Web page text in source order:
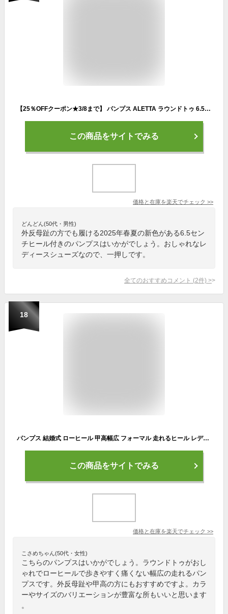
【25％OFFクーポン★3/8まで】 パンプス ALETTA ラウンドトゥ 6.5cm 25春夏新色 走れる 痛くない 甲高 幅広 外反母趾 ブラック 脱げない 小さいサイズ 大きいサイズ 送料無料 ※沖縄除く 仕事 結婚式 入学式 冠婚葬祭 レディース 柔らかい 究極のプレーン フォーマル
この商品をサイトでみる
価格と在庫を楽天でチェック >>
どんどん(50代・男性)
外反母趾の方でも履ける2025年春夏の新色がある6.5セン
チヒール付きのパンプスはいかがでしょう。おしゃれなレ
ディースシューズなので、一押しです。
全てのおすすめコメント (2件) >
18
パンプス 結婚式 ローヒール 甲高幅広 フォーマル 走れるヒール レディース 26春夏新色 痛くない 大きいサイズ 小さいサイズ 3.5cm 走れる 外反母趾気味 送料無料 ※沖縄除く リクルート ラウンドトゥ 究極のプレーン 柔らかい 入学式 卒業式 ALETTA
この商品をサイトでみる
価格と在庫を楽天でチェック >>
こさめちゃん(50代・女性)
こちらのパンプスはいかがでしょう。ラウンドトゥがおし
ゃれでローヒールで歩きやすく痛くない幅広の走れるパン
プスです。外反母趾や甲高の方にもおすすめですよ。カラ
ーやサイズのバリエーションが豊富な所もいいと思います
。